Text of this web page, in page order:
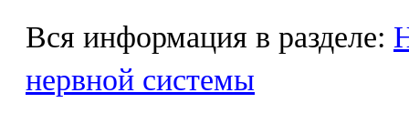
Вся информация в разделе:
нервной системы